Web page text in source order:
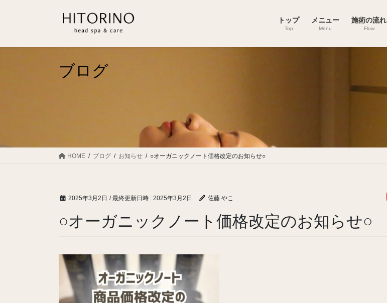
トップ
Top
メニュー
Menu
施術の流れ
Flow
ブログ
HOME ブログ お知らせ ○オーガニックノート価格改定のお知らせ○
2025年3月2日 / 最終更新日時 : 2025年3月2日 佐藤 やこ
○オーガニックノート価格改定のお知らせ○